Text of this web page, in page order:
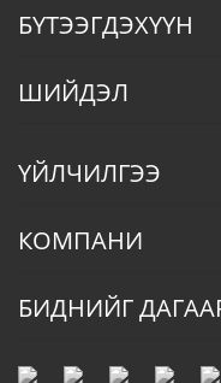
БҮТЭЭГДЭХҮҮН
ШИЙДЭЛ
ҮЙЛЧИЛГЭЭ
КОМПАНИ
БИДНИЙГ